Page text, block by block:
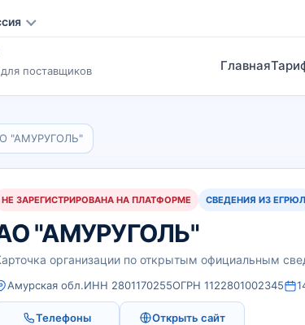
поставщиков
Главная
"АМУРУГОЛЬ"
НЕ ЗАРЕГИСТРИРОВАНА НА ПЛАТФОРМЕ СВЕДЕНИЯ ИЗ ЕГРЮЛ
"АМУРУГОЛЬ"
организации по открытым официальным
Амурская обл.ИНН 2801170255ОГРН 1122801002345
Телефоны Открыть сайт